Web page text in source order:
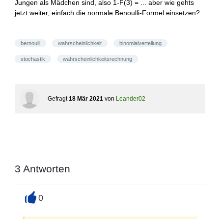
Jungen als Mädchen sind, also 1-F(3) = ... aber wie gehts
jetzt weiter, einfach die normale Benoulli-Formel einsetzen?
bernoulli wahrscheinlichkeit binomialverteilung
stochastik wahrscheinlichkeitsrechnung
Gefragt 18 Mär 2021 von Leander02
3 Antworten
0